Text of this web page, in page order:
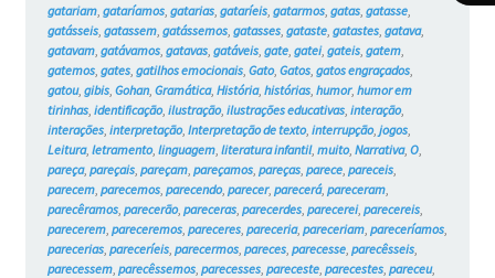
gatariam, gataríamos, gatarias, gataríeis, gatarmos, gatas, gatasse,
gatásseis, gatassem, gatássemos, gatasses, gataste, gatastes, gatava,
gatavam, gatávamos, gatavas, gatáveis, gate, gatei, gateis, gatem,
gatemos, gates, gatilhos emocionais, Gato, Gatos, gatos engraçados,
gatou, gibis, Gohan, Gramática, História, histórias, humor, humor em
tirinhas, identificação, ilustração, ilustrações educativas, interação,
interações, interpretação, Interpretação de texto, interrupção, jogos,
Leitura, letramento, linguagem, literatura infantil, muito, Narrativa, O,
pareça, pareçais, pareçam, pareçamos, pareças, parece, pareceis,
parecem, parecemos, parecendo, parecer, parecerá, pareceram,
parecêramos, parecerão, pareceras, parecerdes, parecerei, parecereis,
parecerem, pareceremos, pareceres, pareceria, pareceriam, pareceríamos,
parecerias, pareceríeis, parecermos, pareces, parecesse, parecêsseis,
parecessem, parecêssemos, parecesses, pareceste, parecestes, pareceu,